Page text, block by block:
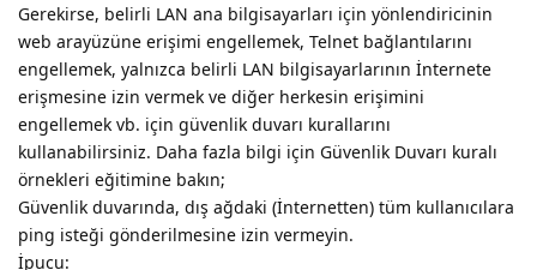
Gerekirse, belirli LAN ana bilgisayarları için yönlendiricinin
web arayüzüne erişimi engellemek, Telnet bağlantılarını
engellemek, yalnızca belirli LAN bilgisayarlarının İnternete
erişmesine izin vermek ve diğer herkesin erişimini
engellemek vb. için güvenlik duvarı kurallarını
kullanabilirsiniz. Daha fazla bilgi için Güvenlik Duvarı kuralı
örnekleri eğitimine bakın;
Güvenlik duvarında, dış ağdaki (İnternetten) tüm kullanıcılara
ping isteği gönderilmesine izin vermeyin.
İpucu: